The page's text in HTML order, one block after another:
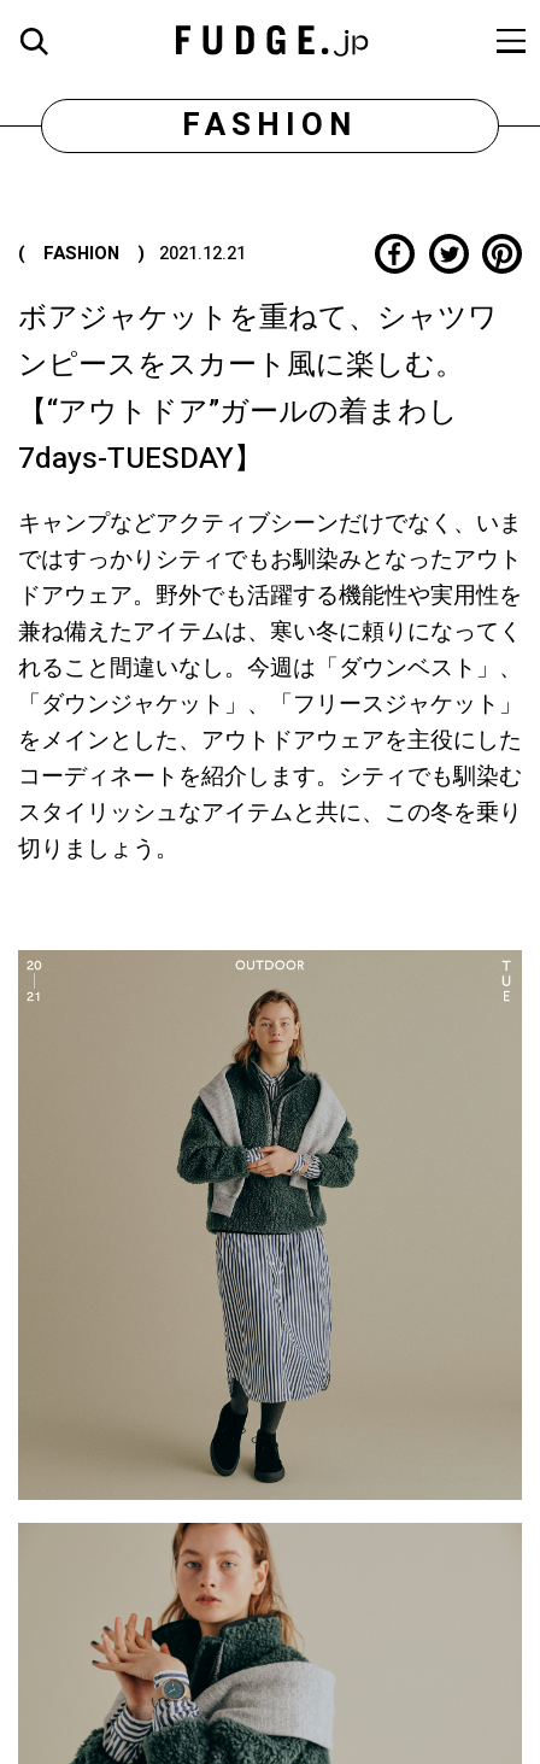
FASHION
( FASHION ) 2021.12.21
ボアジャケットを重ねて、シャツワ
ンピースをスカート風に楽しむ。
【“アウトドア”ガールの着まわし
7days-TUESDAY】
キャンプなどアクティブシーンだけでなく、いま
ではすっかりシティでもお馴染みとなったアウト
ドアウェア。野外でも活躍する機能性や実用性を
兼ね備えたアイテムは、寒い冬に頼りになってく
れること間違いなし。今週は「ダウンベスト」、
「ダウンジャケット」、「フリースジャケット」
をメインとした、アウトドアウェアを主役にした
コーディネートを紹介します。シティでも馴染む
スタイリッシュなアイテムと共に、この冬を乗り
切りましょう。